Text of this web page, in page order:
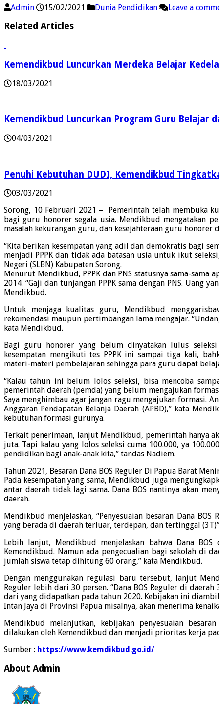
Admin 15/02/2021 Dunia Pendidikan Leave a
Related Articles
Kemendikbud Luncurkan Merdeka Belajar
18/03/2021
Kemendikbud Luncurkan Program Guru Belajar
04/03/2021
Penuhi Kebutuhan DUDI, Kemendikbud
03/03/2021
Sorong, 10 Februari 2021 – Pemerintah telah membuka
bagi guru honorer segala usia. Mendikbud mengatakan
masalah kekurangan guru, dan kesejahteraan guru honorer
“Kita berikan kesempatan yang adil dan demokratis bagi
menjadi PPPK dan tidak ada batasan usia untuk ikut
Negeri (SLBN) Kabupaten Sorong.
Menurut Mendikbud, PPPK dan PNS statusnya sama-
2014. “Gaji dan tunjangan PPPK sama dengan PNS. Uang
Mendikbud.
Untuk menjaga kualitas guru, Mendikbud
rekomendasi maupun pertimbangan lama mengajar.
kata Mendikbud.
Bagi guru honorer yang belum dinyatakan lulus
kesempatan mengikuti tes PPPK ini sampai tiga kali,
materi-materi pembelajaran sehingga para guru dapat
“Kalau tahun ini belum lolos seleksi, bisa mencoba
pemerintah daerah (pemda) yang belum mengajukan
Saya menghimbau agar jangan ragu mengajukan formasi.
Anggaran Pendapatan Belanja Daerah (APBD),” kata
kebutuhan formasi gurunya.
Terkait penerimaan, lanjut Mendikbud, pemerintah hanya
juta. Tapi kalau yang lolos seleksi cuma 100.000, ya
pendidikan bagi anak-anak kita,” tandas Nadiem.
Tahun 2021, Besaran Dana BOS Reguler Di Papua Barat
Pada kesempatan yang sama, Mendikbud juga
antar daerah tidak lagi sama. Dana BOS nantinya akan
daerah.
Mendikbud menjelaskan, “Penyesuaian besaran Dana
yang berada di daerah terluar, terdepan, dan tertinggal
Lebih lanjut, Mendikbud menjelaskan bahwa Dana
Kemendikbud. Namun ada pengecualian bagi sekolah di
jumlah siswa tetap dihitung 60 orang,” kata Mendikbud.
Dengan menggunakan regulasi baru tersebut, lanjut
Reguler lebih dari 30 persen. “Dana BOS Reguler di
dari yang didapatkan pada tahun 2020. Kebijakan ini
Intan Jaya di Provinsi Papua misalnya, akan menerima
Mendikbud melanjutkan, kebijakan penyesuaian
dilakukan oleh Kemendikbud dan menjadi prioritas kerja
Sumber : https://www.kemdikbud.go.id/
About Admin